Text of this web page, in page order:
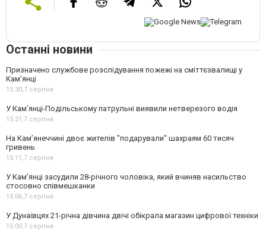
Останні новини
Призначено службове розслідування пожежі на сміттєзвалищі у
Кам’янці
15:30,7 серпня
У Кам’янці-Подільському патрульні виявили нетверезого водія
15:21,7 серпня
На Камʼянеччині двоє жителів "подарували" шахраям 60 тисяч
гривень
15:11,7 серпня
У Камʼянці засудили 28-річного чоловіка, який вчиняв насильство
стосовно співмешканки
15:06,7 серпня
У Дунаївцях 21-річна дівчина двічі обікрала магазин цифрової техніки
15:00,7 серпня